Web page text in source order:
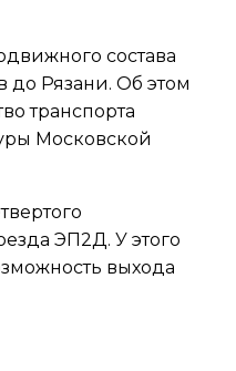
состава
до Рязани. Об этом
транспорта
Московской
ЭП2Д. У этого
выхода